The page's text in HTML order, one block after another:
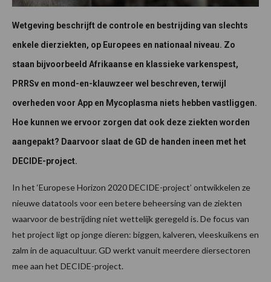
Wetgeving beschrijft de controle en bestrijding van slechts
enkele dierziekten, op Europees en nationaal niveau. Zo
staan bijvoorbeeld Afrikaanse en klassieke varkenspest,
PRRSv en mond-en-klauwzeer wel beschreven, terwijl
overheden voor App en Mycoplasma niets hebben vastliggen.
Hoe kunnen we ervoor zorgen dat ook deze ziekten worden
aangepakt? Daarvoor slaat de GD de handen ineen met het
DECIDE-project.
In het ‘Europese Horizon 2020 DECIDE-project’ ontwikkelen ze
nieuwe datatools voor een betere beheersing van de ziekten
waarvoor de bestrijding niet wettelijk geregeld is. De focus van
het project ligt op jonge dieren: biggen, kalveren, vleeskuikens en
zalm in de aquacultuur. GD werkt vanuit meerdere diersectoren
mee aan het DECIDE-project.